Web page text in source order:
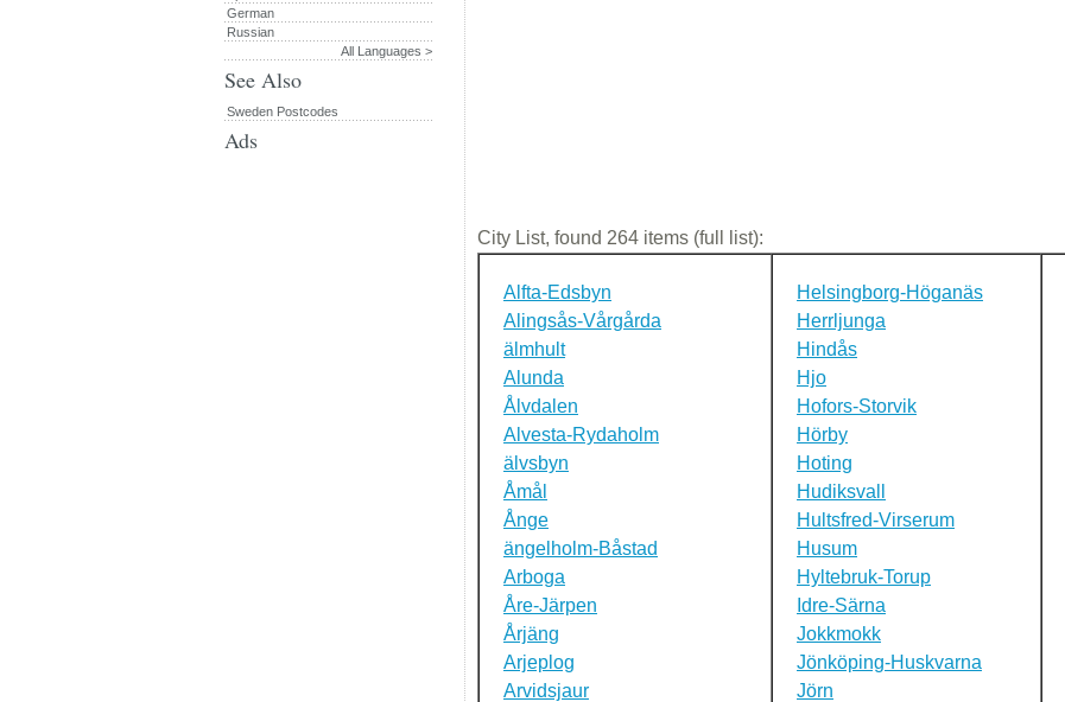
City List, found 264 items (full list):
Alfta-Edsbyn
Alingsås-Vårgårda
älmhult
Alunda
Ålvdalen
Alvesta-Rydaholm
älvsbyn
Åmål
Ånge
ängelholm-Båstad
Arboga
Åre-Järpen
Årjäng
Arjeplog
Arvidsjaur
Helsingborg-Höganäs
Herrljunga
Hindås
Hjo
Hofors-Storvik
Hörby
Hoting
Hudiksvall
Hultsfred-Virserum
Husum
Hyltebruk-Torup
Idre-Särna
Jokkmokk
Jönköping-Huskvarna
Jörn
German
Russian
All Languages >
See Also
Sweden Postcodes
Ads